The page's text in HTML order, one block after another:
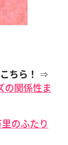
ちら！ ⇒
の関係性ま
のふたり